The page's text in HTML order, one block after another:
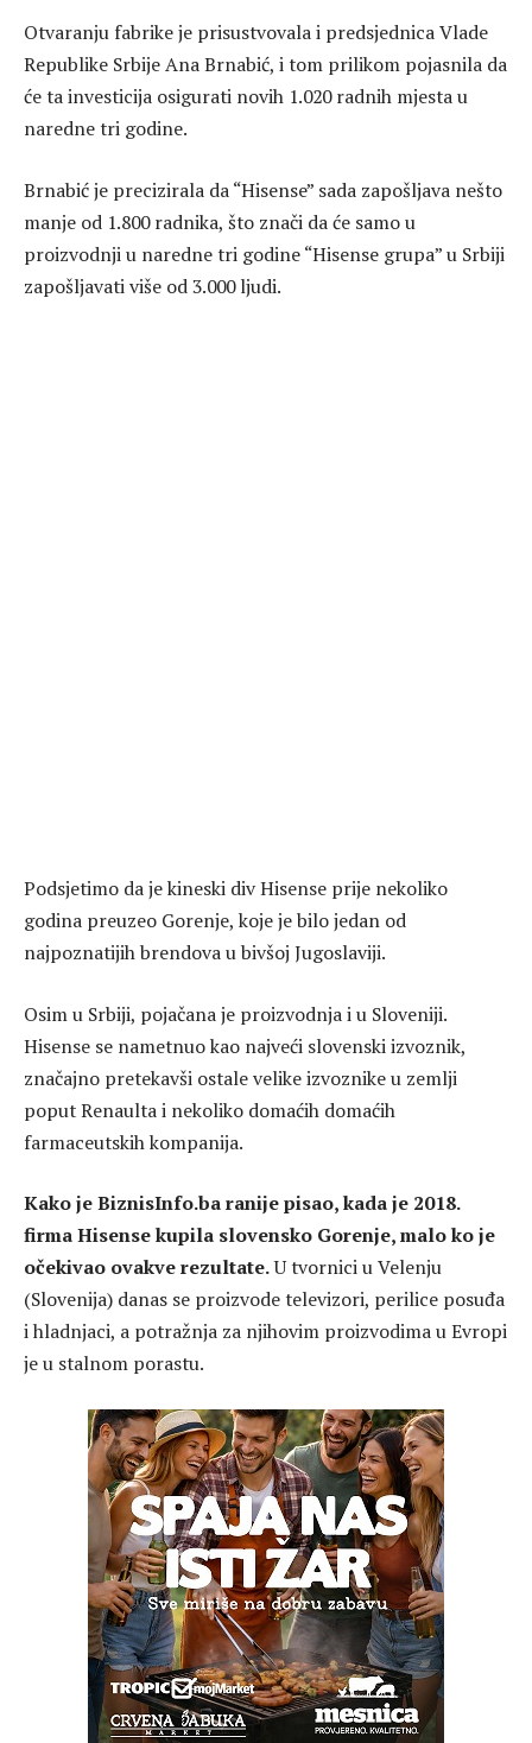
Otvaranju fabrike je prisustvovala i predsjednica Vlade
Republike Srbije Ana Brnabić, i tom prilikom pojasnila da
će ta investicija osigurati novih 1.020 radnih mjesta u
naredne tri godine.
Brnabić je precizirala da “Hisense” sada zapošljava nešto
manje od 1.800 radnika, što znači da će samo u
proizvodnji u naredne tri godine “Hisense grupa” u Srbiji
zapošljavati više od 3.000 ljudi.
Podsjetimo da je kineski div Hisense prije nekoliko
godina preuzeo Gorenje, koje je bilo jedan od
najpoznatijih brendova u bivšoj Jugoslaviji.
Osim u Srbiji, pojačana je proizvodnja i u Sloveniji.
Hisense se nametnuo kao najveći slovenski izvoznik,
značajno pretekavši ostale velike izvoznike u zemlji
poput Renaulta i nekoliko domaćih domaćih
farmaceutskih kompanija.
Kako je BiznisInfo.ba ranije pisao, kada je 2018.
firma Hisense kupila slovensko Gorenje, malo ko je
očekivao ovakve rezultate.U tvornici u Velenju
(Slovenija) danas se proizvode televizori, perilice posuđa
i hladnjaci, a potražnja za njihovim proizvodima u Evropi
je u stalnom porastu.